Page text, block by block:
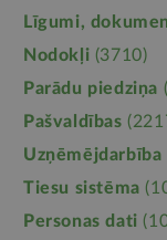
Līgumi,
Nodokļi (3710)
Parādu piedziņa
Pašvaldības
Uzņēmējdarbība
Tiesu sistēma
Personas dati